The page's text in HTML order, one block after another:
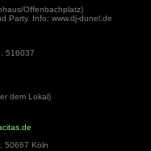
Offenbachplatz)
Party. Info: www.dj-dunel.de
516037
dem Lokal)
50667 Köln